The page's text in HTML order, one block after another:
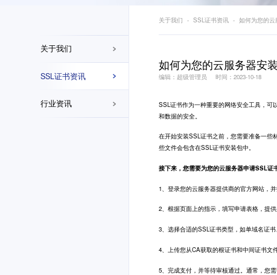
关于我们
SSL证书资讯
行业资讯
关于我们 SSL证书资讯 如何为您的云
如何为您的云服务器安
编辑：超级管理员 时间：2023-10-18
SSL证书作为一种重要的网络安全工具，可
和数据的安全。
在开始安装SSL证书之前，您需要准备一些
些文件会包含在SSL证书安装包中。
接下来，您需要为您的云服务器申请SSL证
1、登录您的云服务器提供商的官方网站，并
2、根据页面上的指示，填写申请表格，提
3、选择合适的SSL证书类型，如单域名证书
4、上传您从CA获取的根证书和中间证书文件
5、完成支付，并等待审核通过。通常，您